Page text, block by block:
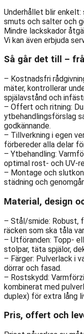
Underhållet blir
smuts och salter och
Mindre lackskador
Vi kan även erbjuda
Så går det till –
– Kostnadsfri
mäter, kontrollerar
spjälavstånd och
– Offert och ritning:
ytbehandlingsförslag
godkännande.
– Tillverkning i egen
förbereder alla delar
– Ytbehandling:
optimal rost- och UV-
– Montage och
städning och
Material, design
– Stål/smide: Robust,
räcken som ska tåla
– Utföranden: Topp-
stolpar, täta spjälor,
– Färger: Pulverlack i
dörrar och fasad.
– Rostskydd:
kombinerat med
duplex) för extra lång
Pris, offert och